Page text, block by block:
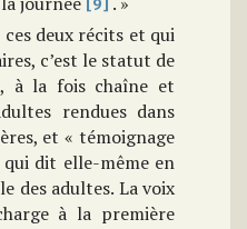
[9]
deux récits et qui
c’est le statut de
à la fois chaîne et
rendues dans
et « témoignage
dit elle-même en
des adultes. La voix
à la première